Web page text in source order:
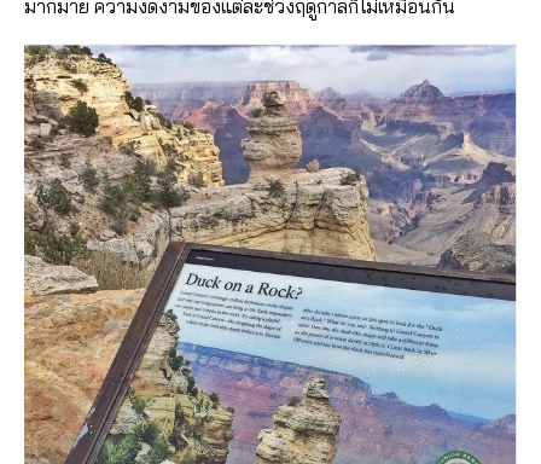
มากมาย ความงดงามของแต่ละช่วงฤดูกาลก็ไม่เหมือนกัน